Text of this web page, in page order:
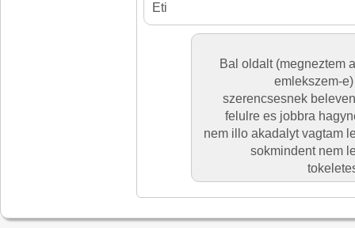
Eti
Bal oldalt (megneztem
emlekszem-
szerencsesnek
felulre es jobbra
nem illo akadalyt vagtam
sokmindent nem